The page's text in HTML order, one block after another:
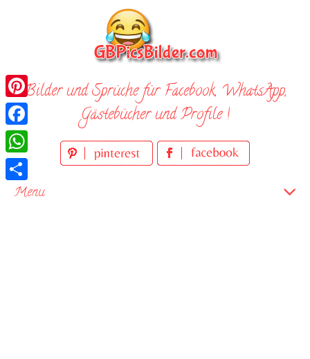
Bilder und Sprüche für Facebook, WhatsApp,
Gästebücher und Profile !
Menu
Pinterest
Facebook
WhatsApp
Teilen